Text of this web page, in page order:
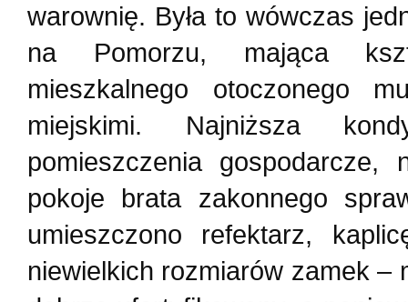
warownię. Była to wówczas
na Pomorzu, mająca
mieszkalnego otoczonego
miejskimi. Najniższa
pomieszczenia gospodarcze,
pokoje brata zakonnego
umieszczono refektarz,
niewielkich rozmiarów zamek –